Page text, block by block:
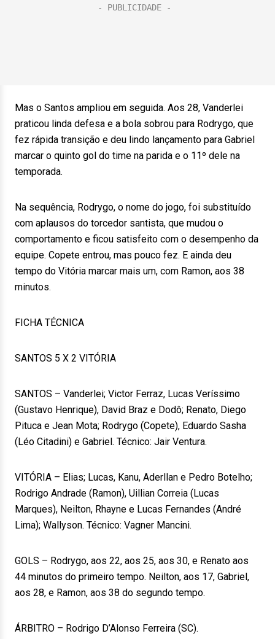
Mas o Santos ampliou em seguida. Aos 28, Vanderlei
praticou linda defesa e a bola sobrou para Rodrygo, que
fez rápida transição e deu lindo lançamento para Gabriel
marcar o quinto gol do time na parida e o 11º dele na
temporada.
Na sequência, Rodrygo, o nome do jogo, foi substituído
com aplausos do torcedor santista, que mudou o
comportamento e ficou satisfeito com o desempenho da
equipe. Copete entrou, mas pouco fez. E ainda deu
tempo do Vitória marcar mais um, com Ramon, aos 38
minutos.
FICHA TÉCNICA
SANTOS 5 X 2 VITÓRIA
SANTOS – Vanderlei; Victor Ferraz, Lucas Veríssimo
(Gustavo Henrique), David Braz e Dodô; Renato, Diego
Pituca e Jean Mota; Rodrygo (Copete), Eduardo Sasha
(Léo Citadini) e Gabriel. Técnico: Jair Ventura.
VITÓRIA – Elias; Lucas, Kanu, Aderllan e Pedro Botelho;
Rodrigo Andrade (Ramon), Uillian Correia (Lucas
Marques), Neilton, Rhayne e Lucas Fernandes (André
Lima); Wallyson. Técnico: Vagner Mancini.
GOLS – Rodrygo, aos 22, aos 25, aos 30, e Renato aos
44 minutos do primeiro tempo. Neilton, aos 17, Gabriel,
aos 28, e Ramon, aos 38 do segundo tempo.
ÁRBITRO – Rodrigo D’Alonso Ferreira (SC).